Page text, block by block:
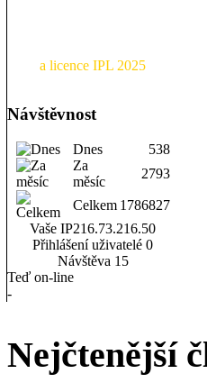
a licence IPL 2025
Návštěvnost
Dnes
538
Za
měsíc
2793
Celkem 1786827
Vaše IP216.73.216.50
Přihlášení uživatelé 0
Návštěva 15
Teď on-line
-
Nejčtenější